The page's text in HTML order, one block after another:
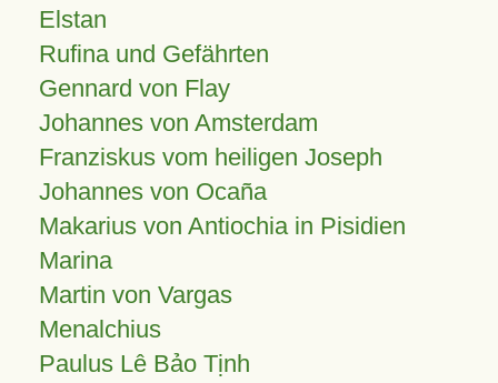
Elstan
Rufina und Gefährten
Gennard von Flay
Johannes von Amsterdam
Franziskus vom heiligen Joseph
Johannes von Ocaña
Makarius von Antiochia in Pisidien
Marina
Martin von Vargas
Menalchius
Paulus Lê Bảo Tịnh